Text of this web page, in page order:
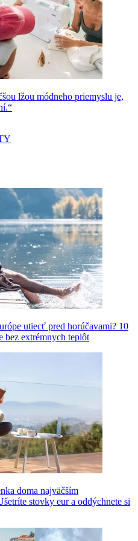
lžou módneho priemyslu je,
utiecť pred horúčavami? 10
bez extrémnych teplôt
doma najväčším
stovky eur a oddýchnete si